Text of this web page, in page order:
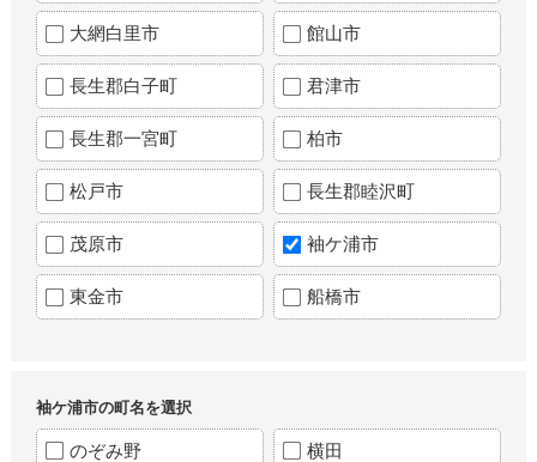
大網白里市 館山市
長生郡白子町 君津市
長生郡一宮町 柏市
松戸市 長生郡睦沢町
茂原市 袖ケ浦市
東金市 船橋市
袖ケ浦市の町名を選択
のぞみ野 横田